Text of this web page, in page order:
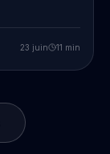
23 juin 11 min